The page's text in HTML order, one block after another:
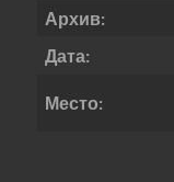
Архив:
Дата:
Место: